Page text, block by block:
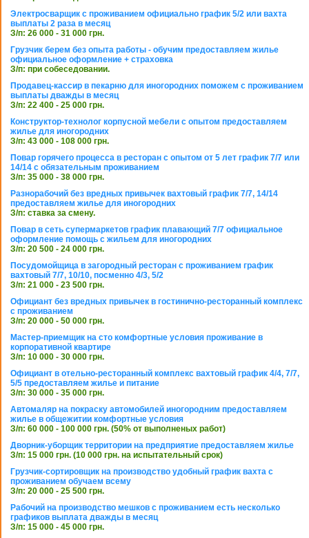
Электросварщик с проживанием официально график 5/2 или вахта
выплаты 2 раза в месяц
З/п: 26 000 - 31 000 грн.
Грузчик берем без опыта работы - обучим предоставляем жилье
официальное оформление + страховка
З/п: при собеседовании.
Продавец-кассир в пекарню для иногородних поможем с проживанием
выплаты дважды в месяц
З/п: 22 400 - 25 000 грн.
Конструктор-технолог корпусной мебели с опытом предоставляем
жилье для иногородних
З/п: 43 000 - 108 000 грн.
Повар горячего процесса в ресторан с опытом от 5 лет график 7/7 или
14/14 с обязательным проживанием
З/п: 35 000 - 38 000 грн.
Разнорабочий без вредных привычек вахтовый график 7/7, 14/14
предоставляем жилье для иногородних
З/п: ставка за смену.
Повар в сеть супермаркетов график плавающий 7/7 официальное
оформление помощь с жильем для иногородних
З/п: 20 500 - 24 000 грн.
Посудомойщица в загородный ресторан с проживанием график
вахтовый 7/7, 10/10, посменно 4/3, 5/2
З/п: 21 000 - 23 500 грн.
Официант без вредных привычек в гостинично-ресторанный комплекс
с проживанием
З/п: 20 000 - 50 000 грн.
Мастер-приемщик на сто комфортные условия проживание в
корпоративной квартире
З/п: 10 000 - 30 000 грн.
Официант в отельно-ресторанный комплекс вахтовый график 4/4, 7/7,
5/5 предоставляем жилье и питание
З/п: 30 000 - 35 000 грн.
Автомаляр на покраску автомобилей иногородним предоставляем
жилье в общежитии комфортные условия
З/п: 60 000 - 100 000 грн. (50% от выполненых работ)
Дворник-уборщик территории на предприятие предоставляем жилье
З/п: 15 000 грн. (10 000 грн. на испытательный срок)
Грузчик-сортировщик на производство удобный график вахта с
проживанием обучаем всему
З/п: 20 000 - 25 500 грн.
Рабочий на производство мешков с проживанием есть несколько
графиков выплата дважды в месяц
З/п: 15 000 - 45 000 грн.